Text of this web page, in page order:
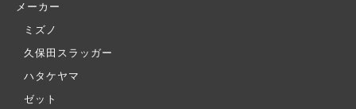
メーカー
ミズノ
久保田スラッガー
ハタケヤマ
ゼット